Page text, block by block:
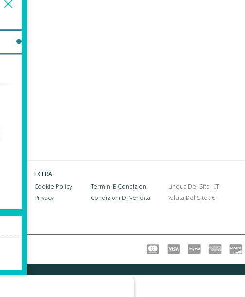
EXTRA
Cookie Policy
Privacy
Termini E Condizioni
Condizioni Di Vendita
Lingua Del Sito : IT
Valuta Del Sito : €